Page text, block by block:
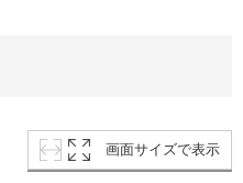
画面サイズで表示